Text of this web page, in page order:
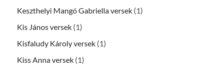
Keszthelyi Mangó Gabriella versek (1)
Kis János versek (1)
Kisfaludy Károly versek (1)
Kiss Anna versek (1)